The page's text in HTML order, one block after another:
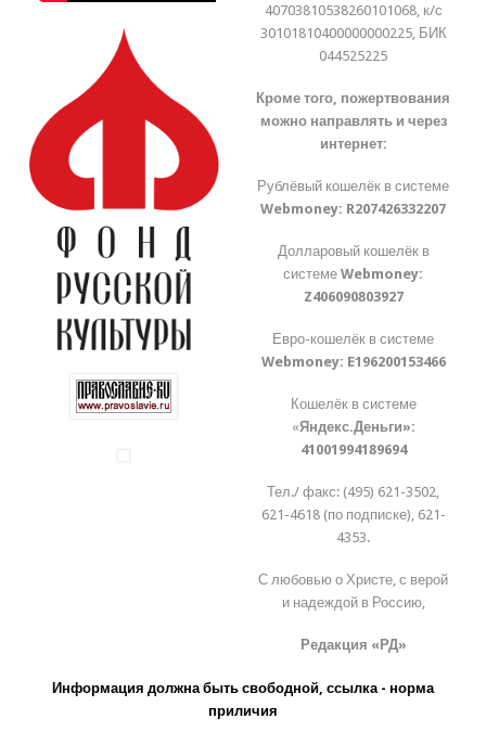
40703810538260101068, к/с
30101810400000000225, БИК
044525225
Кроме того, пожертвования
можно направлять и через
интернет:
Рублёвый кошелёк в системе
Webmoney: R207426332207
Долларовый кошелёк в
системеWebmoney:
Z406090803927
Евро-кошелёк в системе
Webmoney: E196200153466
Кошелёк в системе
«Яндекс.Деньги»:
41001994189694
Тел./ факс: (495) 621-3502,
621-4618 (по подписке), 621-
4353.
С любовью о Христе, с верой
и надеждой в Россию,
Редакция «РД»
Информация должна быть свободной, ссылка - норма
приличия